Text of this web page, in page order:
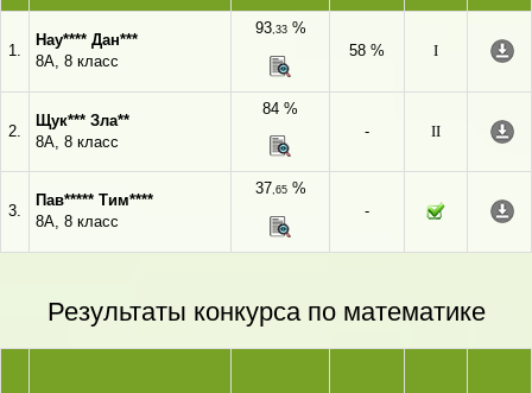
1.
Нау**** Дан***
8А, 8 класс
93,33%
58 %
I
2.
Щук*** Зла**
8А, 8 класс
84 %
-
II
3.
Пав***** Тим****
8А, 8 класс
37,65%
-
Результаты конкурса по математике